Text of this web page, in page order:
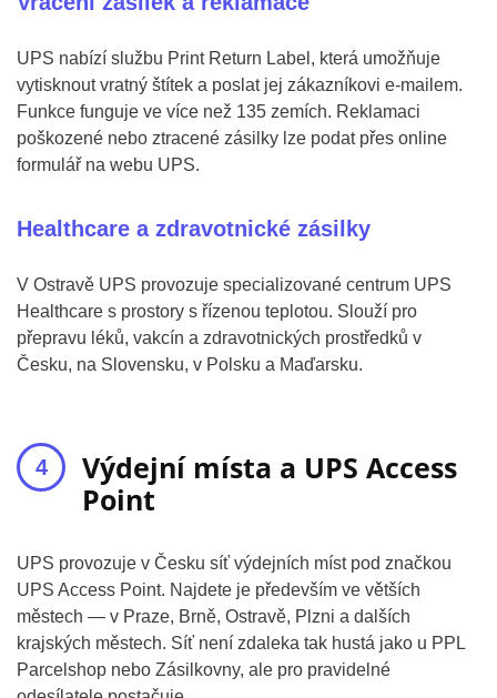
UPS nabízí službu Print Return Label, která umožňuje
vytisknout vratný štítek a poslat jej zákazníkovi e-mailem.
Funkce funguje ve více než 135 zemích. Reklamaci
poškozené nebo ztracené zásilky lze podat přes online
formulář na webu UPS.
Healthcare a zdravotnické zásilky
V Ostravě UPS provozuje specializované centrum UPS
Healthcare s prostory s řízenou teplotou. Slouží pro
přepravu léků, vakcín a zdravotnických prostředků v
Česku, na Slovensku, v Polsku a Maďarsku.
Výdejní místa a UPS Access
Point
UPS provozuje v Česku síť výdejních míst pod značkou
UPS Access Point. Najdete je především ve větších
městech — v Praze, Brně, Ostravě, Plzni a dalších
krajských městech. Síť není zdaleka tak hustá jako u PPL
Parcelshop nebo Zásilkovny, ale pro pravidelné